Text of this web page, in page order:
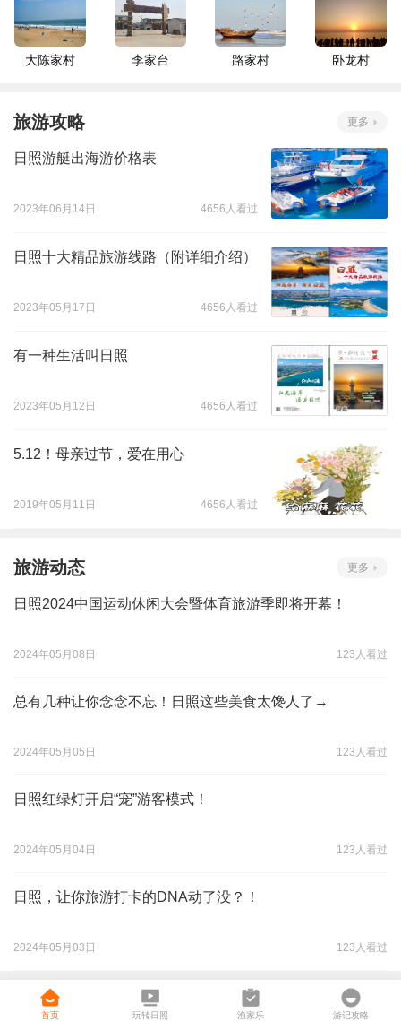
大陈家村 李家台 路家村 卧龙村
旅游攻略 更多
日照游艇出海游价格表
2023年06月14日 4656人看过
日照十大精品旅游线路（附详细介绍）
2023年05月17日 4656人看过
有一种生活叫日照
2023年05月12日 4656人看过
5.12！母亲过节，爱在用心
2019年05月11日 4656人看过
旅游动态 更多
日照2024中国运动休闲大会暨体育旅游季即将开幕！
2024年05月08日 123人看过
总有几种让你念念不忘！日照这些美食太馋人了→
2024年05月05日 123人看过
日照红绿灯开启“宠”游客模式！
2024年05月04日 123人看过
日照，让你旅游打卡的DNA动了没？！
2024年05月03日 123人看过
首页 玩转日照 渔家乐 游记攻略